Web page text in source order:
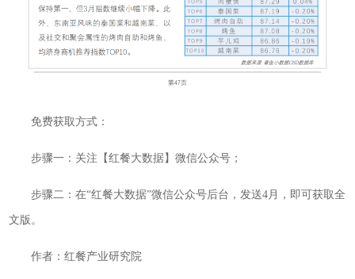
免费获取方式：
步骤一：关注【红餐大数据】微信公众号；
步骤二：在“红餐大数据”微信公众号后台，发送4月，即可获取全
文版。
作者：红餐产业研究院